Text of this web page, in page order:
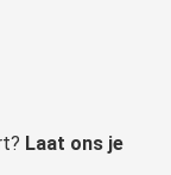
Laat ons je